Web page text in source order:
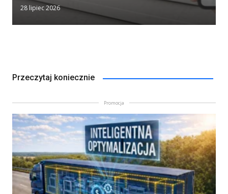
28 lipiec 2026
Przeczytaj koniecznie
Promocja